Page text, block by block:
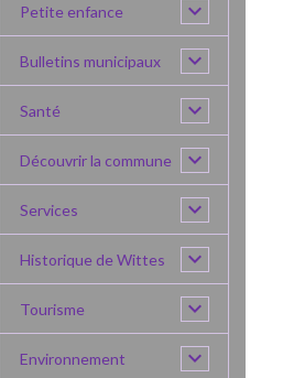
Petite enfance
Bulletins municipaux
Santé
Découvrir la commune
Services
Historique de Wittes
Tourisme
Environnement